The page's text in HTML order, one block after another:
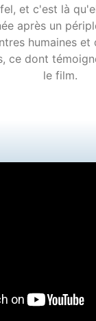
et c'est là
après un
humaines et
ce dont
le film.